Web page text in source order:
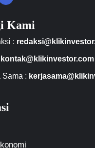
Kami
:
kontak@klikinvestor.com
Sama :